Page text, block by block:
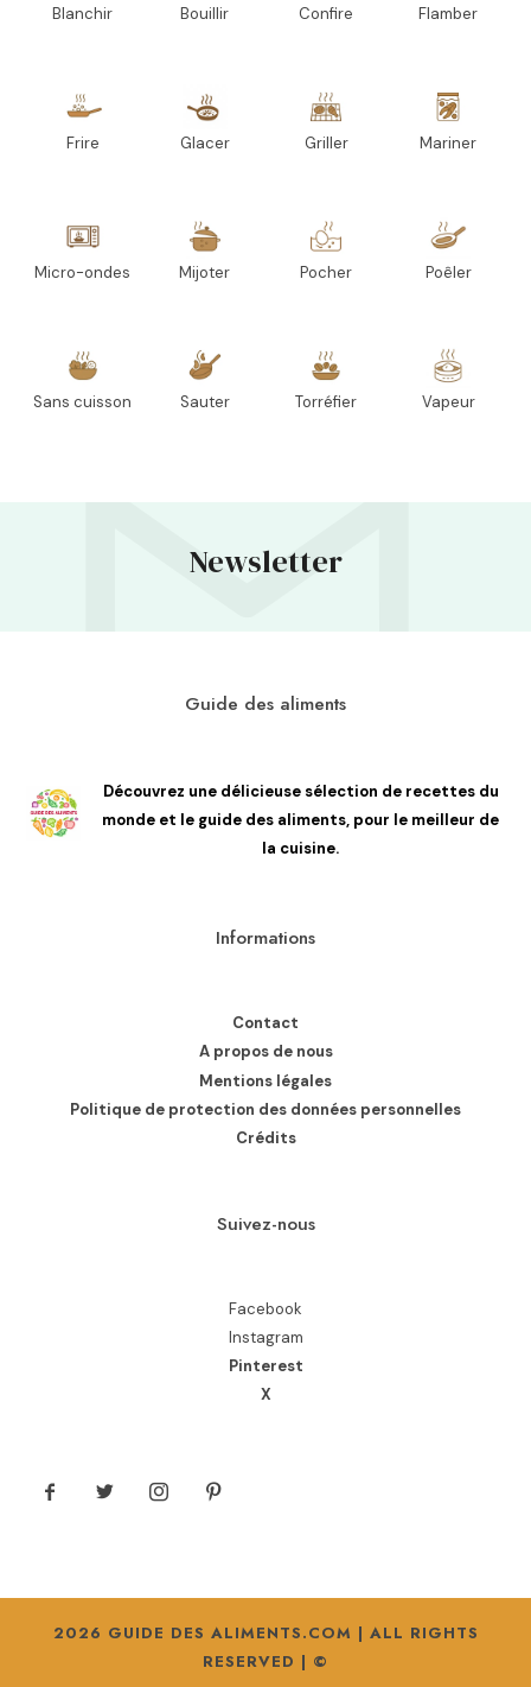
Blanchir Bouillir Confire Flamber
Frire Glacer Griller Mariner
Micro-ondes Mijoter Pocher Poêler
Sans cuisson Sauter Torréfier Vapeur
Newsletter
Guide des aliments
Découvrez une délicieuse sélection de recettes du
monde et le guide des aliments, pour le meilleur de
la cuisine.
Informations
Contact
A propos de nous
Mentions légales
Politique de protection des données personnelles
Crédits
Suivez-nous
Facebook
Instagram
Pinterest
X
2026 GUIDE DES ALIMENTS.COM | ALL RIGHTS
RESERVED | ©